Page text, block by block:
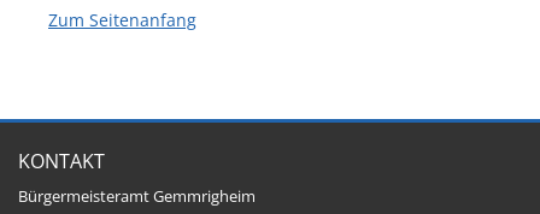
Zum Seitenanfang
KONTAKT
Bürgermeisteramt Gemmrigheim